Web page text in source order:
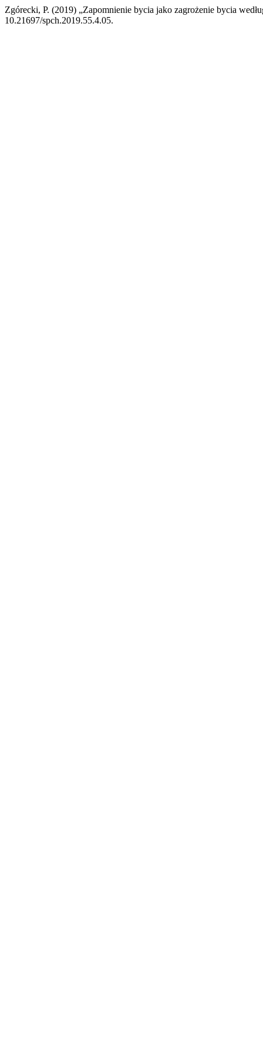
Zgórecki, P. (2019) „Zapomnienie bycia jako zagrożenie bycia
10.21697/spch.2019.55.4.05.